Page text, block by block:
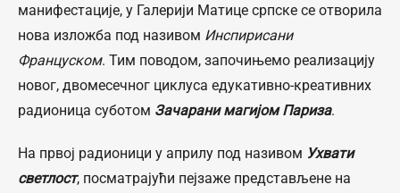
манифестације, у Галерији Матице српске се отворила
нова изложба под називом Инспирисани
Француском. Тим поводом, започињемо реализацију
новог, двомесечног циклуса едукативно-креативних
радионица суботом Зачарани магијом Париза.
На првој радионици у априлу под називом Ухвати
светлост, посматрајући пејзаже представљене на